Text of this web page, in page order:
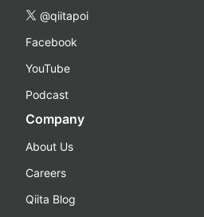
@qiitapoi
Facebook
YouTube
Podcast
Company
About Us
Careers
Qiita Blog